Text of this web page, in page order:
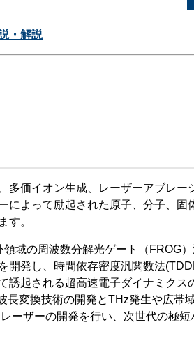
・解説
価イオン生成、レーザーアブレー
よって励起された原子、分子、固
す。
域の周波数分解光ゲート（FROG
開発し、時間依存密度汎関数法
誘起される超高速電子ダイナミクス
変換技術の開発とTHz発生や広帯
ーザーの開発を行い、次世代の極短